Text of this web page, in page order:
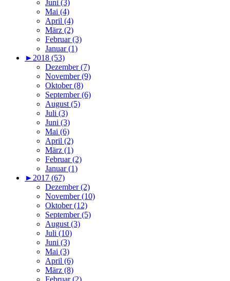
Juni (3)
Mai (4)
April (4)
März (2)
Februar (3)
Januar (1)
►2018 (53)
Dezember (7)
November (9)
Oktober (8)
September (6)
August (5)
Juli (3)
Juni (3)
Mai (6)
April (2)
März (1)
Februar (2)
Januar (1)
►2017 (67)
Dezember (2)
November (10)
Oktober (12)
September (5)
August (3)
Juli (10)
Juni (3)
Mai (3)
April (6)
März (8)